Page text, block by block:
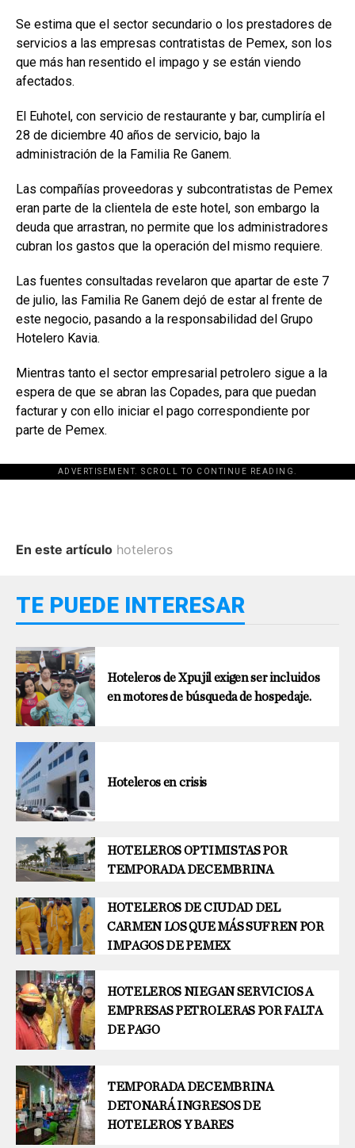
Se estima que el sector secundario o los prestadores de
servicios a las empresas contratistas de Pemex, son los
que más han resentido el impago y se están viendo
afectados.
El Euhotel, con servicio de restaurante y bar, cumpliría el
28 de diciembre 40 años de servicio, bajo la
administración de la Familia Re Ganem.
Las compañías proveedoras y subcontratistas de Pemex
eran parte de la clientela de este hotel, son embargo la
deuda que arrastran, no permite que los administradores
cubran los gastos que la operación del mismo requiere.
Las fuentes consultadas revelaron que apartar de este 7
de julio, las Familia Re Ganem dejó de estar al frente de
este negocio, pasando a la responsabilidad del Grupo
Hotelero Kavia.
Mientras tanto el sector empresarial petrolero sigue a la
espera de que se abran las Copades, para que puedan
facturar y con ello iniciar el pago correspondiente por
parte de Pemex.
ADVERTISEMENT. SCROLL TO CONTINUE READING.
En este artículo hoteleros
TE PUEDE INTERESAR
Hoteleros de Xpujil exigen ser incluidos
en motores de búsqueda de hospedaje.
Hoteleros en crisis
HOTELEROS OPTIMISTAS POR
TEMPORADA DECEMBRINA
HOTELEROS DE CIUDAD DEL
CARMEN LOS QUE MÁS SUFREN POR
IMPAGOS DE PEMEX
HOTELEROS NIEGAN SERVICIOS A
EMPRESAS PETROLERAS POR FALTA
DE PAGO
TEMPORADA DECEMBRINA
DETONARÁ INGRESOS DE
HOTELEROS Y BARES